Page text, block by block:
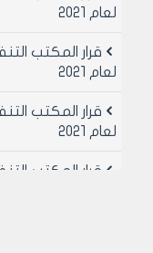
لعام 2021
لعام 2021
لعام 2021